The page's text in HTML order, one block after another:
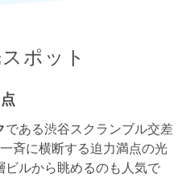
ポット
である渋谷スクランブル交差
斉に横断する迫力満点の光
ルから眺めるのも人気で